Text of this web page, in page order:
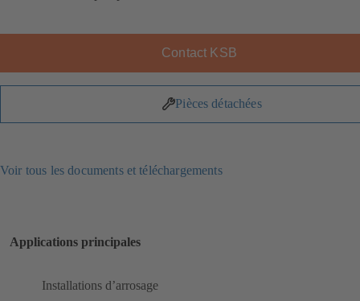
Contact KSB
Pièces détachées
Voir tous les documents et téléchargements
Applications principales
Installations d’arrosage